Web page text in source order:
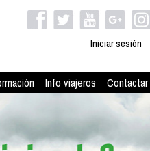
Iniciar sesión
Info viajeros Contactar